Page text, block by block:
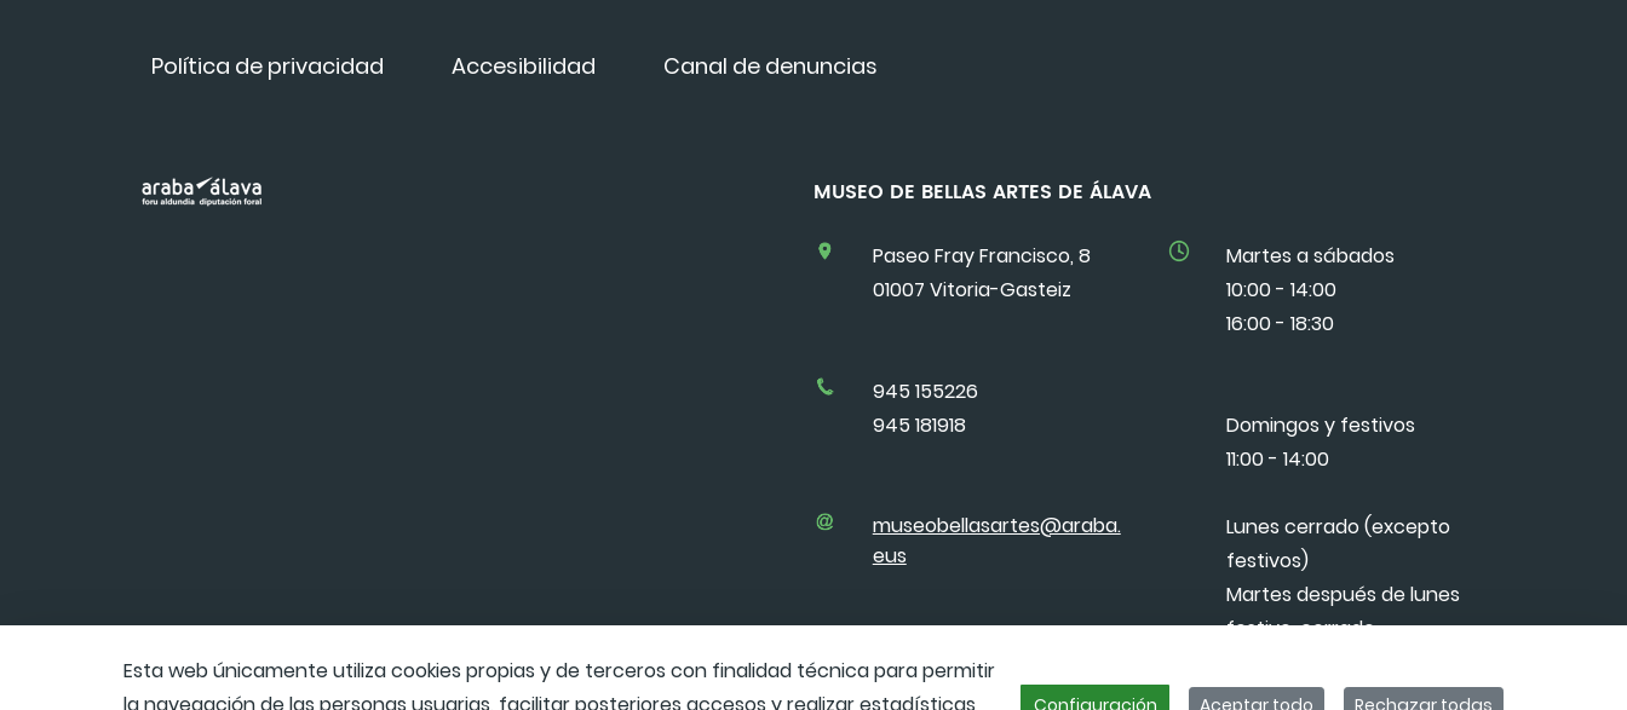
Política de privacidad Accesibilidad Canal de denuncias
MUSEO DE BELLAS ARTES DE ÁLAVA
Paseo Fray Francisco, 8
01007 Vitoria-Gasteiz
Martes a sábados
10:00 - 14:00
16:00 - 18:30
945 155226
945 181918
Domingos y festivos
11:00 - 14:00
museobellasartes@araba.
eus
Lunes cerrado (excepto
festivos)
Martes después de lunes
festivo, cerrado
Esta web únicamente utiliza cookies propias y de terceros con finalidad técnica para permitir
Configuración Aceptar todo Rechazar todas